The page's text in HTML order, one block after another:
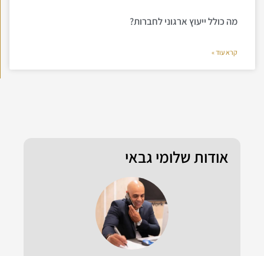
מה כולל ייעוץ ארגוני לחברות?
קרא עוד »
אודות שלומי גבאי